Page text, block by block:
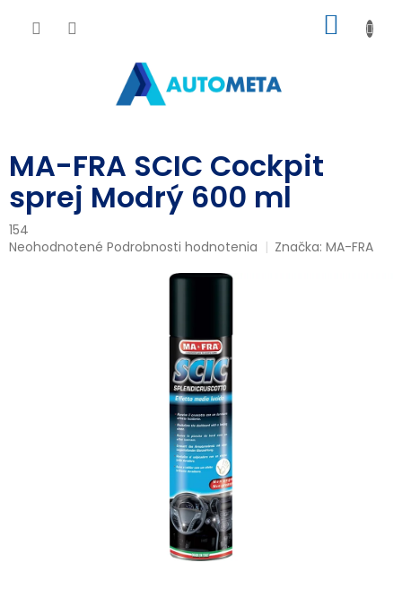
KOŠÍK
MA-FRA SCIC Cockpit
sprej Modrý 600 ml
154
Priemerné
Neohodnotené Podrobnosti hodnotenia Značka:MA-FRA